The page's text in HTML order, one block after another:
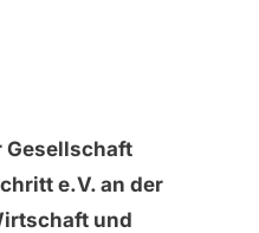
Gesell­schaft
e.V. an der
und